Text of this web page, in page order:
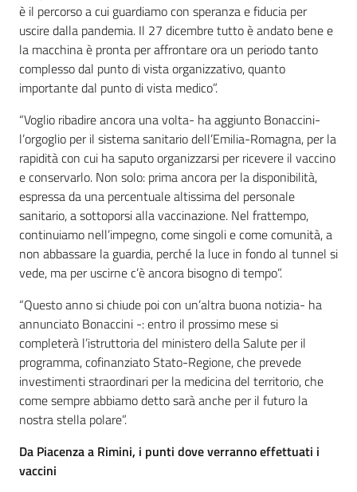
è il percorso a cui guardiamo con speranza e fiducia per
uscire dalla pandemia. Il 27 dicembre tutto è andato bene e
la macchina è pronta per affrontare ora un periodo tanto
complesso dal punto di vista organizzativo, quanto
importante dal punto di vista medico”.
“Voglio ribadire ancora una volta- ha aggiunto Bonaccini-
l’orgoglio per il sistema sanitario dell’Emilia-Romagna, per la
rapidità con cui ha saputo organizzarsi per ricevere il vaccino
e conservarlo. Non solo: prima ancora per la disponibilità,
espressa da una percentuale altissima del personale
sanitario, a sottoporsi alla vaccinazione. Nel frattempo,
continuiamo nell’impegno, come singoli e come comunità, a
non abbassare la guardia, perché la luce in fondo al tunnel si
vede, ma per uscirne c’è ancora bisogno di tempo”.
“Questo anno si chiude poi con un’altra buona notizia- ha
annunciato Bonaccini -: entro il prossimo mese si
completerà l’istruttoria del ministero della Salute per il
programma, cofinanziato Stato-Regione, che prevede
investimenti straordinari per la medicina del territorio, che
come sempre abbiamo detto sarà anche per il futuro la
nostra stella polare”.
Da Piacenza a Rimini, i punti dove verranno effettuati i
vaccini